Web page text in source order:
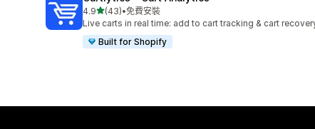
4.9滿分 5 顆星
(43)
共有 43 則評價
•免費安裝
Live carts in real time: add to cart tracking & cart
Built for Shopify